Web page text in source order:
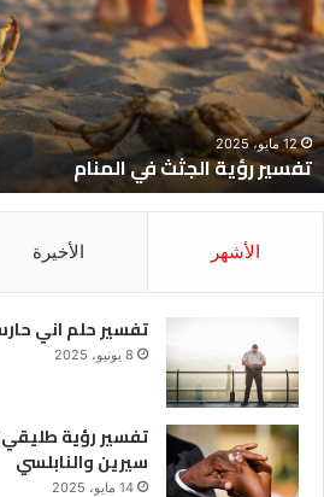
في
المنام
12 مايو، 2025
تفسير رؤية الجثث في المنام
الأشهر الأخيرة
تفسير حلم اني
8 يونيو، 2025
تفسير رؤية طليقي
سيرين والنابلسي
14 مايو، 2025